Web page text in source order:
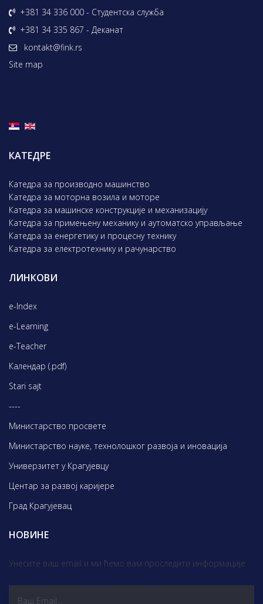
+381 34 336 000 - Студентска служба
+381 34 335 867 - Деканат
kontakt@fink.rs
Site map
КАТЕДРЕ
Катедра за производно машинство
Катедра за моторна возила и моторе
Катедра за машинске конструкције и механизацију
Катедра за примењену механику и аутоматско управљање
Катедра за енергетику и процесну технику
Катедра за електротехнику и рачунарство
ЛИНКОВИ
e-Index
e-Learning
e-Teacher
Календар (.pdf)
Stari sajt
----
Министарство просвете
Министарство науке, технолошког развоја и иновација
Универзитет у Крагујевцу
Центар за развој каријере
Град Крагујевац
НОВИНЕ
Унесите ваш email и ми ћемо вам проследити информације